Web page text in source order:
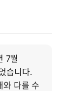
7월
습니다.
와 다를 수